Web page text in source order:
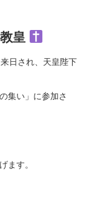
皇
日され、天皇陛下
集い」に参加さ
ます。